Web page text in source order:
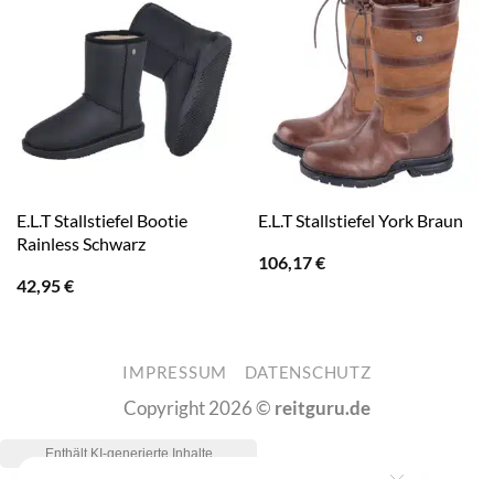
E.L.T Stallstiefel Bootie
Rainless Schwarz
42,95€
E.L.T Stallstiefel York Braun
106,17€
IMPRESSUM DATENSCHUTZ
Copyright 2026 © reitguru.de